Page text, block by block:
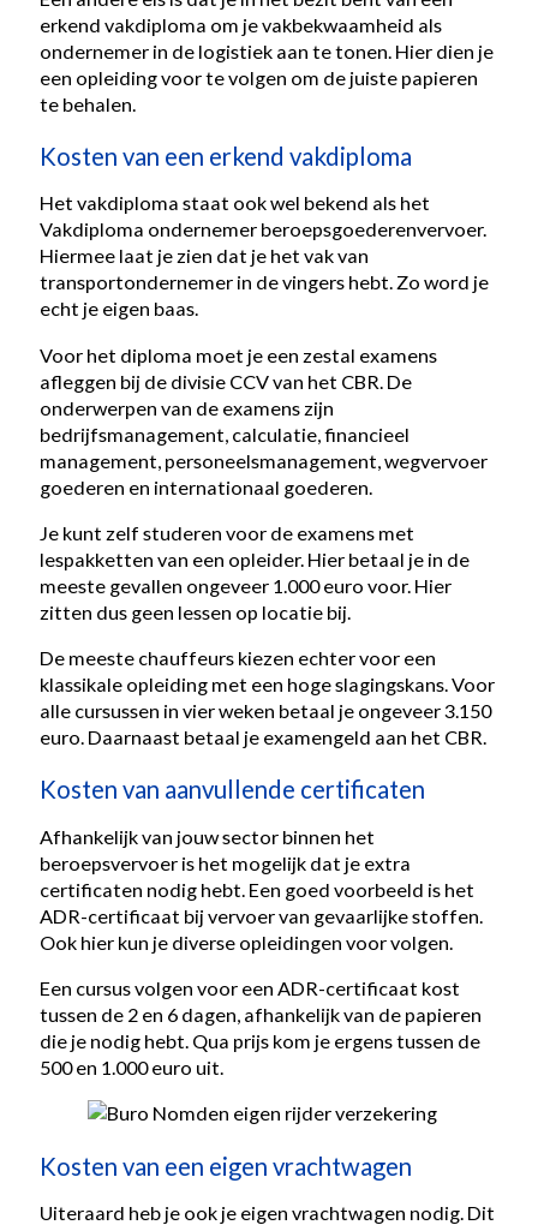
erkend vakdiploma om je vakbekwaamheid als
ondernemer in de logistiek aan te tonen. Hier dien je
een opleiding voor te volgen om de juiste papieren
te behalen.
Kosten van een erkend vakdiploma
Het vakdiploma staat ook wel bekend als het
Vakdiploma ondernemer beroepsgoederenvervoer.
Hiermee laat je zien dat je het vak van
transportondernemer in de vingers hebt. Zo word je
echt je eigen baas.
Voor het diploma moet je een zestal examens
afleggen bij de divisie CCV van het CBR. De
onderwerpen van de examens zijn
bedrijfsmanagement, calculatie, financieel
management, personeelsmanagement, wegvervoer
goederen en internationaal goederen.
Je kunt zelf studeren voor de examens met
lespakketten van een opleider. Hier betaal je in de
meeste gevallen ongeveer 1.000 euro voor. Hier
zitten dus geen lessen op locatie bij.
De meeste chauffeurs kiezen echter voor een
klassikale opleiding met een hoge slagingskans. Voor
alle cursussen in vier weken betaal je ongeveer 3.150
euro. Daarnaast betaal je examengeld aan het CBR.
Kosten van aanvullende certificaten
Afhankelijk van jouw sector binnen het
beroepsvervoer is het mogelijk dat je extra
certificaten nodig hebt. Een goed voorbeeld is het
ADR-certificaat bij vervoer van gevaarlijke stoffen.
Ook hier kun je diverse opleidingen voor volgen.
Een cursus volgen voor een ADR-certificaat kost
tussen de 2 en 6 dagen, afhankelijk van de papieren
die je nodig hebt. Qua prijs kom je ergens tussen de
500 en 1.000 euro uit.
Kosten van een eigen vrachtwagen
Uiteraard heb je ook je eigen vrachtwagen nodig. Dit